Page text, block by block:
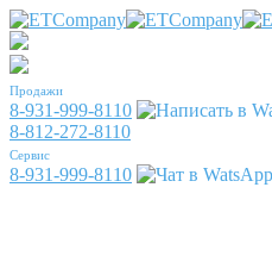
Продажи
8-931-999-8110
8-812-272-8110
Сервис
8-931-999-8110